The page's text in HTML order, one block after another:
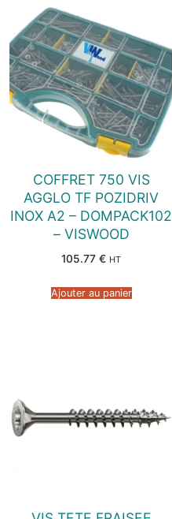
COFFRET 750 VIS
AGGLO TF POZIDRIV
INOX A2 – DOMPACK102
– VISWOOD
105.77 € HT
Ajouter au panier